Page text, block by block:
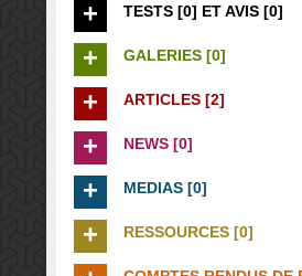
TESTS [0] ET AVIS [0]
GALERIES [0]
ARTICLES [2]
NEWS [0]
MEDIAS [0]
RESSOURCES [0]